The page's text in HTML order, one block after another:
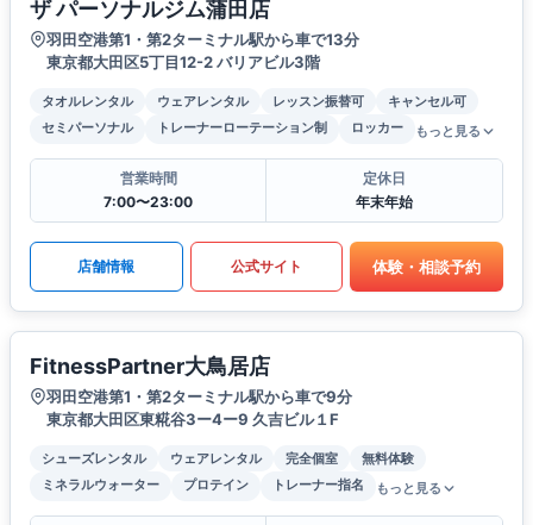
ザ パーソナルジム蒲田店
羽田空港第1・第2ターミナル駅から車で13分
東京都大田区5丁目12-2 バリアビル3階
タオルレンタル ウェアレンタル レッスン振替可
キャンセル可
セミパーソナル
トレーナーローテーション制 ロッカー もっと見る
営業時間
7:00〜23:00
定休日
年末年始
店舗情報 公式サイト 体験・相談予約
FitnessPartner大鳥居店
羽田空港第1・第2ターミナル駅から車で9分
東京都大田区東糀谷3ー4ー9 久吉ビル１F
シューズレンタル ウェアレンタル 完全個室
無料体験
ミネラルウォーター
プロテイン トレーナー指名 もっと見る